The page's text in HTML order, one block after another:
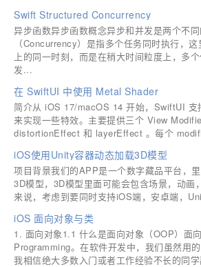
Swift Structured Concurrency
异步函数异步函数概念异步和并发是两个不
（Concurrency）是指多个任务同时执行，
上的同一时刻，而是在稍大时间粒度上，多
发...
在 SwiftUI 中使用 Metal Shader
简介从 iOS 17/macOS 14 开始，SwiftUI
来实现一些特效。主要提供三个 View
distortionEffect 和 layerEffect 。每个
iOS使用Unity容器动态加载3D模型
项目背景我们的APP是一个数字藏品平台，
3D模型，3D模型里面可能会包含场景，动画
来说，考虑到要同时支持iOS端，安卓端，
iOS 面向对象与类
1. 面向对象1.1 什么是面向对象（OOP）面
Programming。在软件开发中，我们虽然用
我相信绝大多数入门或者工作经验不长的同